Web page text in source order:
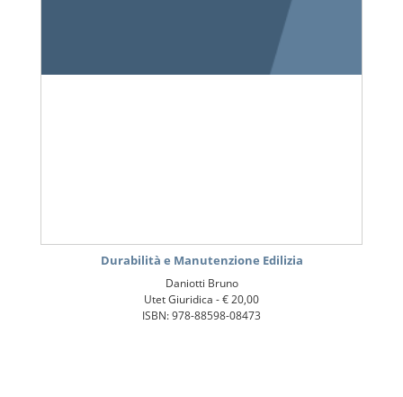
Durabilità e Manutenzione Edilizia
Daniotti Bruno
Utet Giuridica -€ 20,00
ISBN: 978-88598-08473